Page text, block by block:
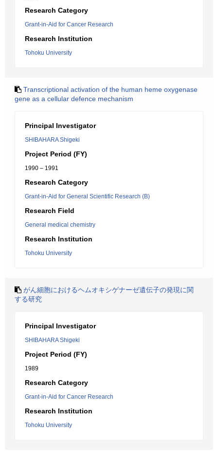
Research Category
Grant-in-Aid for Cancer Research
Research Institution
Tohoku University
Transcriptional activation of the human heme oxygenase
gene as a cellular defence mechanism
Principal Investigator
SHIBAHARA Shigeki
Project Period (FY)
1990 – 1991
Research Category
Grant-in-Aid for General Scientific Research (B)
Research Field
General medical chemistry
Research Institution
Tohoku University
がん細胞におけるヘムオキシゲナーゼ遺伝子の発現に関
する研究
Principal Investigator
SHIBAHARA Shigeki
Project Period (FY)
1989
Research Category
Grant-in-Aid for Cancer Research
Research Institution
Tohoku University